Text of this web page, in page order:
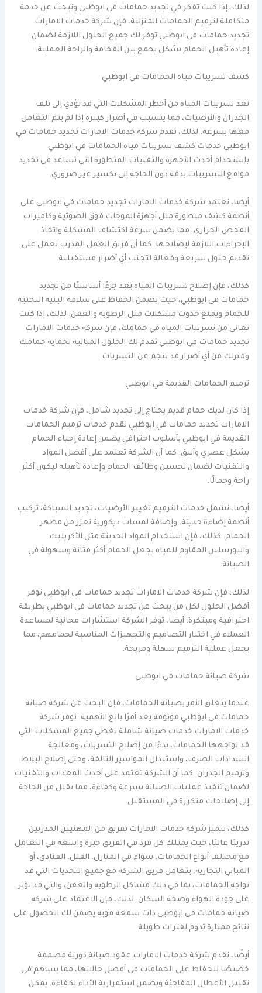
لذلك، إذا كنت تفكر في تجديد حمامات في ابوظبي وتبحث عن خدمة
متكاملة لترميم الحمامات المنزلية، فإن شركة خدمات الامارات
تجديد حمامات في ابوظبي توفر لك جميع الحلول اللازمة لضمان
إعادة تأهيل الحمام بشكل يجمع بين الفخامة والراحة العملية.
كشف تسريبات مياه الحمامات في ابوظبي
تعد تسريبات المياه من أخطر المشكلات التي قد تؤدي إلى تلف
الجدران والأرضيات، مما يتسبب في أضرار كبيرة إذا لم يتم التعامل
معها بسرعة. لذلك، تقدم شركة خدمات الامارات تجديد حمامات في
ابوظبي خدمات كشف تسريبات مياه الحمامات في ابوظبي
باستخدام أحدث الأجهزة والتقنيات المتطورة التي تساعد في تحديد
مواقع التسريبات بدقة دون الحاجة إلى تكسير غير ضروري.
أيضا، تعتمد شركة خدمات الامارات تجديد حمامات في ابوظبي على
أنظمة كشف متطورة مثل أجهزة الموجات فوق الصوتية وكاميرات
الفحص الحراري، مما يضمن سرعة اكتشاف المشكلة واتخاذ
الإجراءات اللازمة لإصلاحها. كما أن فريق العمل المدرب يعمل على
تقديم حلول سريعة وفعالة لتجنب أي أضرار مستقبلية.
كذلك، فإن إصلاح تسريبات المياه يعد جزءًا أساسيًا من تجديد
حمامات في ابوظبي، حيث يضمن الحفاظ على سلامة البنية التحتية
للحمام ويمنع حدوث مشكلات مثل الرطوبة والعفن. لذلك، إذا كنت
تعاني من تسريبات المياه في حمامك، فإن شركة خدمات الامارات
تجديد حمامات في ابوظبي تقدم لك الحلول المثالية لحماية حمامك
ومنزلك من أي أضرار قد تنجم عن التسربات.
ترميم الحمامات القديمة في ابوظبي
إذا كان لديك حمام قديم يحتاج إلى تجديد شامل، فإن شركة خدمات
الامارات تجديد حمامات في ابوظبي تقدم خدمات ترميم الحمامات
القديمة في ابوظبي بأسلوب احترافي يضمن إعادة إحياء الحمام
بشكل عصري وأنيق. كما أن الشركة تعتمد على أفضل المواد
والتقنيات لضمان تحسين وظائف الحمام وإعادة تأهيله ليكون أكثر
راحة وجمالًا.
أيضا، تشمل خدمات الترميم تغيير الأرضيات، تجديد السباكة، تركيب
أنظمة إضاءة حديثة، وإضافة لمسات ديكورية تعزز من مظهر
الحمام. كذلك، فإن استخدام المواد الحديثة مثل الأكريليك
والبورسلين المقاوم للمياه يجعل الحمام أكثر متانة وسهولة في
الصيانة.
لذلك، فإن شركة خدمات الامارات تجديد حمامات في ابوظبي توفر
أفضل الحلول لكل من يبحث عن تجديد حمامات في ابوظبي بطريقة
احترافية ومبتكرة. أيضا، توفر الشركة استشارات مجانية لمساعدة
العملاء في اختيار التصاميم والتجهيزات المناسبة لحمامهم، مما
يجعل عملية الترميم سهلة ومريحة.
شركة صيانة حمامات في ابوظبي
عندما يتعلق الأمر بصيانة الحمامات، فإن البحث عن شركة صيانة
حمامات في ابوظبي موثوقة يعد أمرًا بالغ الأهمية. توفر شركة
خدمات الامارات خدمات صيانة شاملة تغطي جميع المشكلات التي
قد تواجهها الحمامات، بدءًا من إصلاح التسربات، ومعالجة
انسدادات الصرف، واستبدال المواسير التالفة، وحتى إصلاح البلاط
وترميم الجدران. كما أن الشركة تعتمد على أحدث المعدات والتقنيات
لضمان تنفيذ عمليات الصيانة بسرعة وكفاءة، مما يقلل من الحاجة
إلى إصلاحات متكررة في المستقبل.
كذلك، تتميز شركة خدمات الامارات بفريق من المهنيين المدربين
تدريبًا عاليًا، حيث يمتلك كل فرد في الفريق خبرة واسعة في التعامل
مع مختلف أنواع الحمامات، سواء في المنازل، الفلل، الفنادق، أو
المباني التجارية. يتعامل فريق الشركة مع جميع التحديات التي قد
تواجه الحمامات، بما في ذلك مشاكل الرطوبة والعفن، والتي قد تؤثر
على جودة الهواء وصحة السكان. لذلك، فإن الاعتماد على شركة
صيانة حمامات في ابوظبي ذات سمعة قوية يضمن لك الحصول على
نتائج ممتازة تدوم لفترات طويلة.
أيضًا، تقدم شركة خدمات الامارات عقود صيانة دورية مصممة
خصيصًا للحفاظ على الحمامات في أفضل حالاتها، مما يساهم في
تقليل الأعطال المفاجئة ويضمن استمرارية الأداء بكفاءة. يمكن